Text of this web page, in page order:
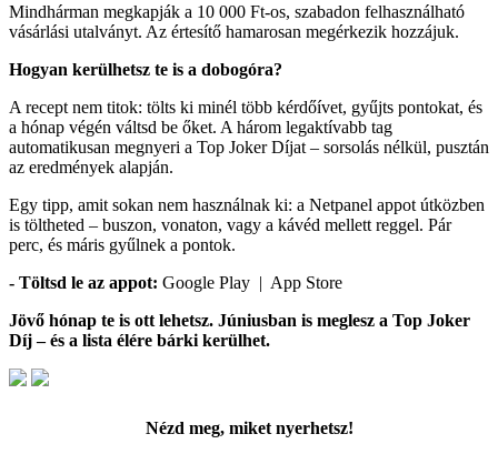
Mindhárman megkapják a 10 000 Ft-os, szabadon felhasználható
vásárlási utalványt. Az értesítő hamarosan megérkezik hozzájuk.
Hogyan kerülhetsz te is a dobogóra?
A recept nem titok: tölts ki minél több kérdőívet, gyűjts pontokat, és
a hónap végén váltsd be őket. A három legaktívabb tag
automatikusan megnyeri a Top Joker Díjat – sorsolás nélkül, pusztán
az eredmények alapján.
Egy tipp, amit sokan nem használnak ki: a Netpanel appot útközben
is töltheted – buszon, vonaton, vagy a kávéd mellett reggel. Pár
perc, és máris gyűlnek a pontok.
- Töltsd le az appot: Google Play | App Store
Jövő hónap te is ott lehetsz. Júniusban is meglesz a Top Joker
Díj – és a lista élére bárki kerülhet.
Nézd meg, miket nyerhetsz!